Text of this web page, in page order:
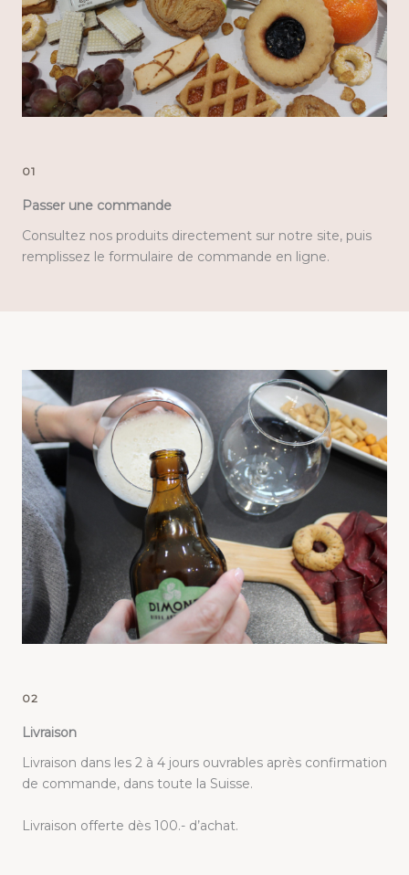
01
Passer une commande
Consultez nos produits directement sur notre site, puis
remplissez le formulaire de commande en ligne.
02
Livraison
Livraison dans les 2 à 4 jours ouvrables après confirmation
de commande, dans toute la Suisse.
Livraison offerte dès 100.- d’achat.